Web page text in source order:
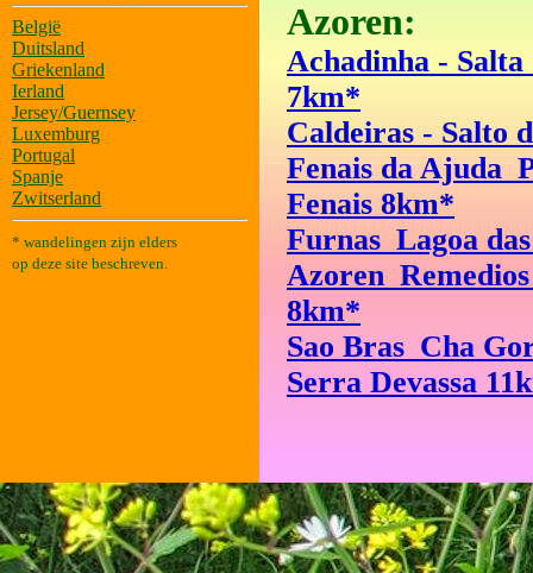
België
Duitsland
Griekenland
Ierland
Jersey/Guernsey
Luxemburg
Portugal
Spanje
Zwitserland
* wandelingen zijn elders
op deze site beschreven.
Azoren:
Achadinha -
7km*
Caldeiras - Salto
Fenais da
Fenais 8km*
Furnas_Lagoa
8km*
Sao Bras_Cha
Serra Devassa